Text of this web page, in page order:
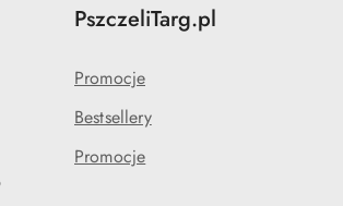
PszczeliTarg.pl
Promocje
Bestsellery
Promocje